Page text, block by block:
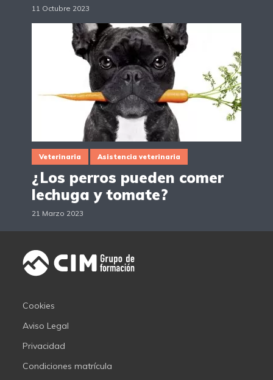
11 Octubre 2023
Veterinaria Asistencia veterinaria
¿Los perros pueden comer
lechuga y tomate?
21 Marzo 2023
Cookies
Aviso Legal
Privacidad
Condiciones matrícula